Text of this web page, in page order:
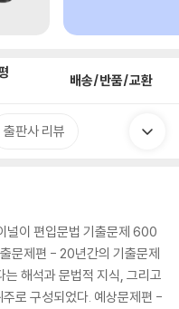
배송/반품/교환
출판사 리뷰
널이 편입문법 기출문제 600
문제편 - 20년간의 기출문제
해석과 문법적 지식, 그리고
로 구성되었다. 예상문제편 -